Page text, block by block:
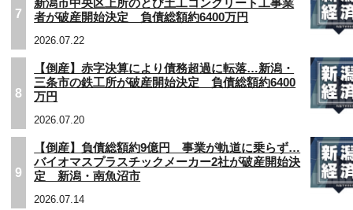
7
新潟市中央区上所のとび土工コンクリート工事業
者が破産開始決定 負債総額約6400万円
2026.07.22
8
【倒産】赤字決算により債務超過に転落…新潟・
三条市の鉄工所が破産開始決定 負債総額約6400
万円
2026.07.20
9
【倒産】負債総額約9億円 事業が軌道に乗らず…
バイオマスプラスチックメーカー2社が破産開始決
定 新潟・南魚沼市
2026.07.14